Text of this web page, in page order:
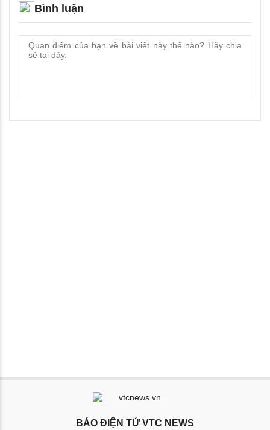
Bình luận
BÁO ĐIỆN TỬ VTC NEWS